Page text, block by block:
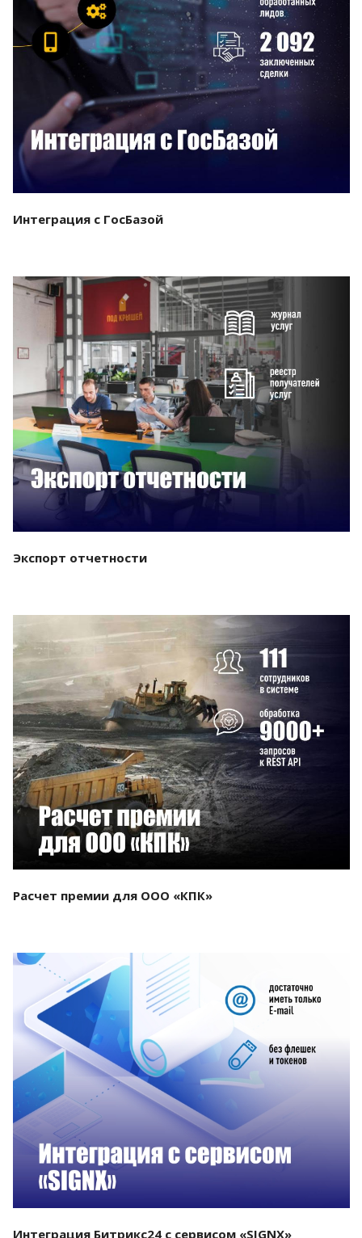
Смотреть проект
Интеграция с ГосБазой
Смотреть проект
Экспорт отчетности
Смотреть проект
Расчет премии для ООО «КПК»
Смотреть проект
Интеграция Битрикс24 с сервисом «SIGNX»